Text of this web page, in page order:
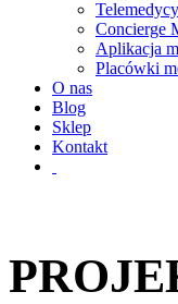
Concierge
Aplikacja
Placówki
O nas
Blog
Sklep
Kontakt